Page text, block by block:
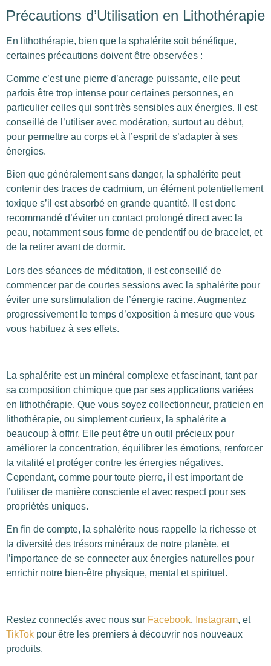
Précautions d’Utilisation en Lithothérapie
En lithothérapie, bien que la sphalérite soit bénéfique,
certaines précautions doivent être observées :
Comme c’est une pierre d’ancrage puissante, elle peut
parfois être trop intense pour certaines personnes, en
particulier celles qui sont très sensibles aux énergies. Il est
conseillé de l’utiliser avec modération, surtout au début,
pour permettre au corps et à l’esprit de s’adapter à ses
énergies.
Bien que généralement sans danger, la sphalérite peut
contenir des traces de cadmium, un élément potentiellement
toxique s’il est absorbé en grande quantité. Il est donc
recommandé d’éviter un contact prolongé direct avec la
peau, notamment sous forme de pendentif ou de bracelet, et
de la retirer avant de dormir.
Lors des séances de méditation, il est conseillé de
commencer par de courtes sessions avec la sphalérite pour
éviter une surstimulation de l’énergie racine. Augmentez
progressivement le temps d’exposition à mesure que vous
vous habituez à ses effets.
La sphalérite est un minéral complexe et fascinant, tant par
sa composition chimique que par ses applications variées
en lithothérapie. Que vous soyez collectionneur, praticien en
lithothérapie, ou simplement curieux, la sphalérite a
beaucoup à offrir. Elle peut être un outil précieux pour
améliorer la concentration, équilibrer les émotions, renforcer
la vitalité et protéger contre les énergies négatives.
Cependant, comme pour toute pierre, il est important de
l’utiliser de manière consciente et avec respect pour ses
propriétés uniques.
En fin de compte, la sphalérite nous rappelle la richesse et
la diversité des trésors minéraux de notre planète, et
l’importance de se connecter aux énergies naturelles pour
enrichir notre bien-être physique, mental et spirituel.
Restez connectés avec nous sur Facebook, Instagram, et
TikTok pour être les premiers à découvrir nos nouveaux
produits.